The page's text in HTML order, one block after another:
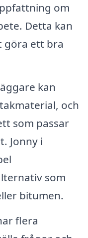
om
Detta kan
göra ett bra
kan
och
som passar
Jonny i
som
bitumen.
flera